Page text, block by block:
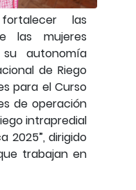
las
las mujeres
autonomía
de Riego
para el Curso
de operación
intrapredial
2025”, dirigido
trabajan en